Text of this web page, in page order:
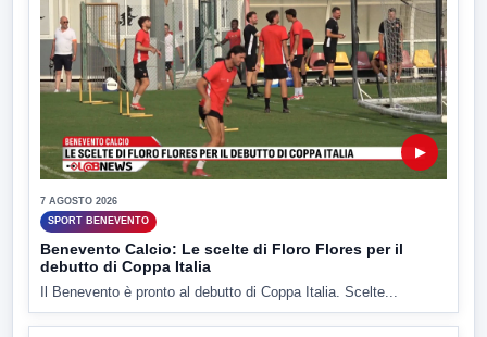
▶
7 AGOSTO 2026
SPORT BENEVENTO
Benevento Calcio: Le scelte di Floro Flores per il
debutto di Coppa Italia
Il Benevento è pronto al debutto di Coppa Italia. Scelte...